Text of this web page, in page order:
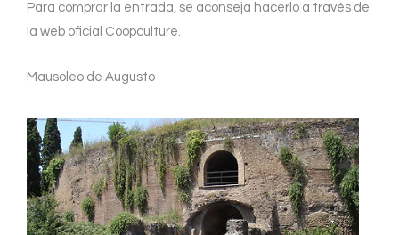
Para comprar la entrada, se aconseja hacerlo a través de
la web oficial Coopculture.
Mausoleo de Augusto